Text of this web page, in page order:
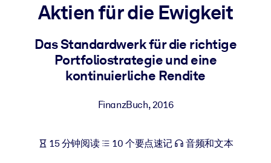
按系统
将简短且经过验证的知识引入您的 LMS/LXP，以获得更强的学习效
面向企业图书馆
用值得信赖且即插即用的商业知识丰富您的企业图书馆。
利用可靠、结构化的知识为您的人工智能系统提供动力，以改善输
Aktien für die Ewigkeit
Das Standardwerk für die richtige
Portfoliostrategie und eine
kontinuierliche Rendite
FinanzBuch,2016
15 分钟阅读 10 个要点速记 音频和文本